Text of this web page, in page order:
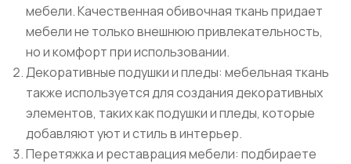
мебели. Качественная обивочная ткань придает
мебели не только внешнюю привлекательность,
но и комфорт при использовании.
Декоративные подушки и пледы: мебельная ткань
также используется для создания декоративных
элементов, таких как подушки и пледы, которые
добавляют уют и стиль в интерьер.
Перетяжка и реставрация мебели: подбираете